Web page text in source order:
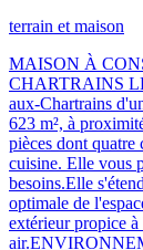
terrain et maison
MAISON À
CHARTRAINS
aux-Chartrains
623 m², à
pièces dont quatre
cuisine. Elle vous
besoins.Elle
optimale de
extérieur propice